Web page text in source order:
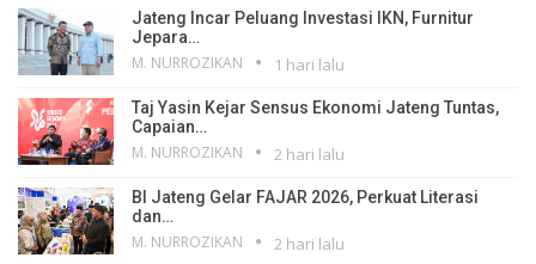
Jateng Incar Peluang Investasi IKN, Furnitur
Jepara…
M. NURROZIKAN 1 hari lalu
Taj Yasin Kejar Sensus Ekonomi Jateng Tuntas,
Capaian…
M. NURROZIKAN 2 hari lalu
BI Jateng Gelar FAJAR 2026, Perkuat Literasi
dan…
M. NURROZIKAN 2 hari lalu